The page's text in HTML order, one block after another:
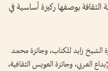
الثقافة بوصفها ركيزة أساسية في
الشيخ زايد للكتاب، وجائزة محمد
العربي، وجائزة العويس الثقافية،